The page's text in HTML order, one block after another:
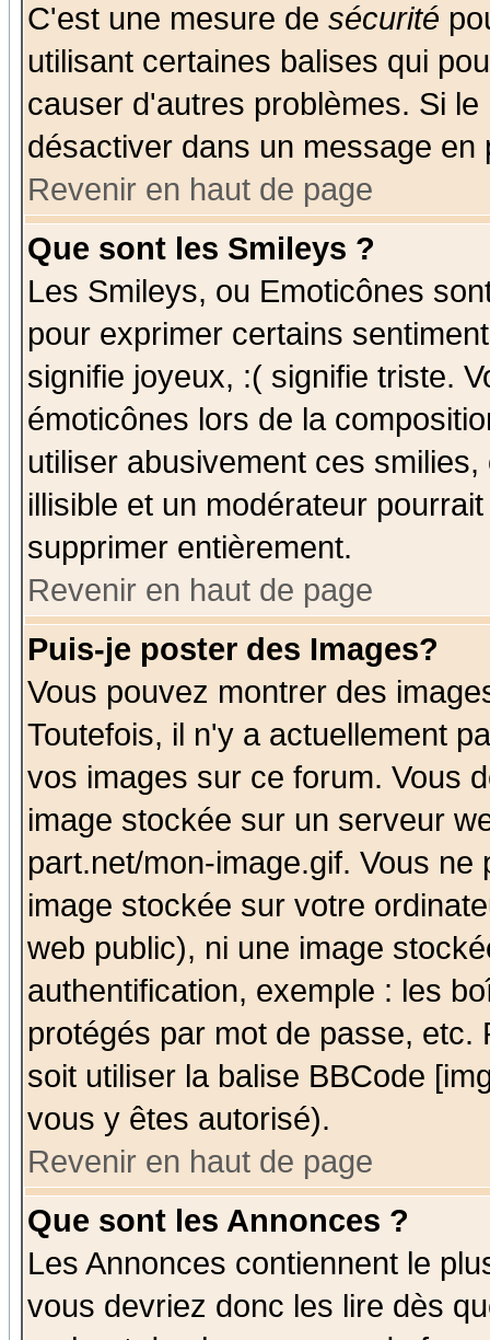
C'est une mesure de sécurité
utilisant certaines balises qui
causer d'autres problèmes. Si
désactiver dans un message
Revenir en haut de page
Que sont les Smileys ?
Les Smileys, ou Emoticônes
pour exprimer certains
signifie joyeux, :( signifie triste.
émoticônes lors de la
utiliser abusivement ces
illisible et un modérateur
supprimer entièrement.
Revenir en haut de page
Puis-je poster des Images?
Vous pouvez montrer des
Toutefois, il n'y a actuellement
vos images sur ce forum. Vous
image stockée sur un serveur
part.net/mon-image.gif. Vous
image stockée sur votre
web public), ni une image
authentification, exemple : les
protégés par mot de passe,
soit utiliser la balise BBCode
vous y êtes autorisé).
Revenir en haut de page
Que sont les Annonces ?
Les Annonces contiennent le
vous devriez donc les lire dès